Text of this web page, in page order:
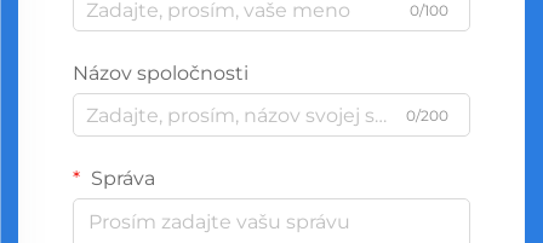
0/100
Názov spoločnosti
0/200
Správa